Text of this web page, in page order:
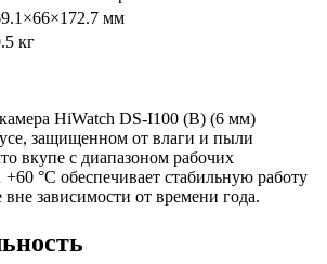
мм
кг
HiWatch DS-I100 (B) (6 мм)
защищенном от влаги и пыли
вкупе с диапазоном рабочих
°C обеспечивает стабильную работу
вне зависимости от времени года.